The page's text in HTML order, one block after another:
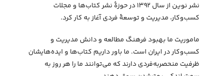
نشر نوین از سال ۱۳۹۲ در حوزهٔ نشر کتاب‌ها و مجلات
کسب‌وکار، مدیریت و توسعهٔ فردی آغاز به کار کرد.
ماموریت ما بهبود فرهنگ مطالعه و دانش مدیریت و
کسب‌وکار در ایران است. ما باور داریم کتاب‌ها و ایده‌هایشان
ظرفیت منحصربه‌فردی دارند که می‌توانند ما را هر روز به